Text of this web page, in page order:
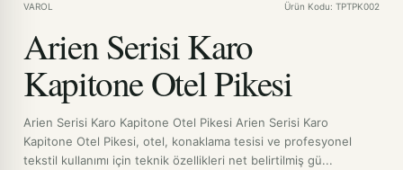
VAROL Ürün Kodu: TPTPK002
Arien Serisi Karo
Kapitone Otel Pikesi
Arien Serisi Karo Kapitone Otel Pikesi Arien Serisi Karo
Kapitone Otel Pikesi, otel, konaklama tesisi ve profesyonel
tekstil kullanımı için teknik özellikleri net belirtilmiş gü...